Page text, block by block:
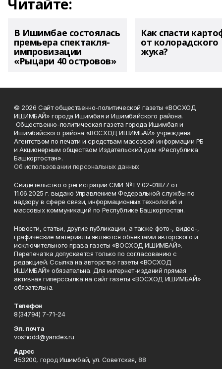
Читайте:
В Ишимбае состоялась
премьера спектакля-
импровизации
«Рыцари 40 островов»
Как спасти
от колорадского
жука?
© 2026 Сайт общественно-политической газеты «ВОСХОД
ИШИМБАЙ» города Ишимбая и Ишимбайского района.
Общественно-политическая газета города Ишимбая и
Ишимбайского района «ВОСХОД ИШИМБАЙ» учреждена
Агентством по печати и средствам массовой информации РБ
и Акционерным обществом Издательский дом «Республика
Башкортостан».
Об использовании персональных данных
Свидетельство о регистрации СМИ №ТУ 02-01877 от
11.06.2025 г. выдано Управлением Федеральной службы по
надзору в сфере связи, информационных технологий и
массовых коммуникаций по Республике Башкортостан.
Новости, статьи, другие публикации, а также фото-, видео-,
графические материалы являются объектами авторского и
исключительного права газеты «ВОСХОД ИШИМБАЙ».
Перепечатка допускается только по согласованию с
редакцией. Ссылка на авторство газеты «ВОСХОД
ИШИМБАЙ» обязательна. Для интернет-изданий прямая
активная гиперссылка на сайт газеты «ВОСХОД ИШИМБАЙ»
обязательна.
Телефон
8(34794) 7-71-24
Эл. почта
voshodd@yandex.ru
Адрес
453200, город Ишимбай, ул. Советская, 88